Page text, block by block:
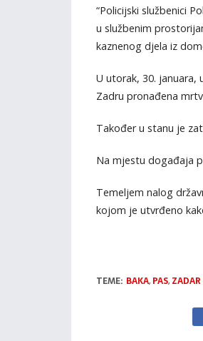
“Policijski službenici
u službenim
kaznenog djela iz
U utorak, 30. januara,
Zadru pronađena
Također u stanu je
Na mjestu događaja
Temeljem nalog
kojom je utvrđeno
TEME: BAKA, PAS, ZADAR